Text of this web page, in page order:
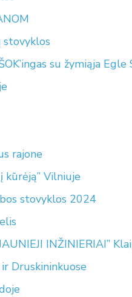
stovyklos
su žymiąja
rajone
kūrėją” Vilniuje
stovyklos 2024
INŽINIERIAI”
Druskininkuose